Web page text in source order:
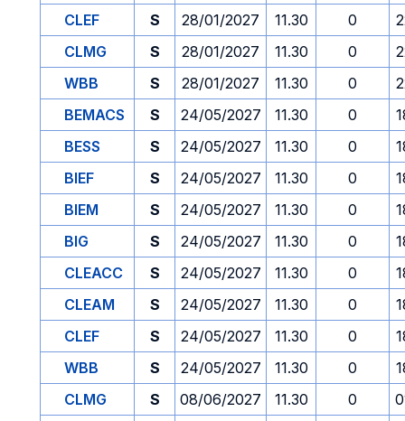
CLEF
S 28/01/2027 11.30 0
CLMG
S 28/01/2027 11.30 0
WBB
S 28/01/2027 11.30 0
BEMACS
S 24/05/2027 11.30 0
BESS
S 24/05/2027 11.30 0
BIEF
S 24/05/2027 11.30 0
BIEM
S 24/05/2027 11.30 0
BIG
S 24/05/2027 11.30 0
CLEACC
S 24/05/2027 11.30 0
CLEAM
S 24/05/2027 11.30 0
CLEF
S 24/05/2027 11.30 0
WBB
S 24/05/2027 11.30 0
CLMG
S 08/06/2027 11.30 0